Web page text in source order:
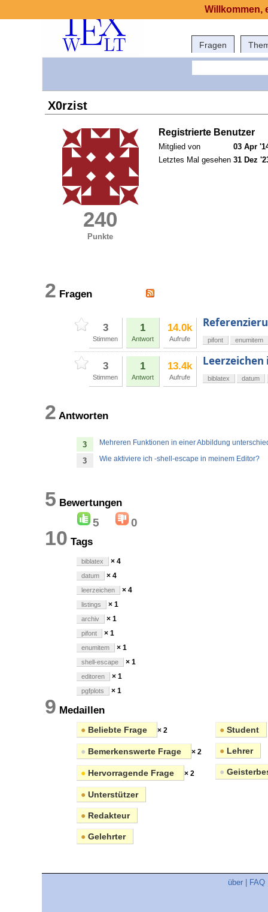
Fragen
X0rzist
240
Punkte
Registrierte Benutzer
Mitglied von
03 Apr
Letztes Mal gesehen 31 Dez
2 Fragen
3
Stimmen
1
Antwort
14.0k
Aufrufe pifont enumitem
3
Stimmen
1
Antwort
13.4k
Aufrufe biblatex datum
2 Antworten
3 Mehreren Funktionen in einer Abbildung
3 Wie aktiviere ich -shell-escape in meinem Editor?
5 Bewertungen
5 0
10 Tags
biblatex × 4
datum × 4
leerzeichen × 4
listings × 1
archiv × 1
pifont × 1
enumitem × 1
shell-escape × 1
editoren × 1
pgfplots × 1
9 Medaillen
● Beliebte Frage × 2
● Bemerkenswerte Frage × 2
● Hervorragende Frage × 2
● Unterstützer
● Redakteur
● Gelehrter
● Student
● Lehrer
●
über FAQ
Willkommen,